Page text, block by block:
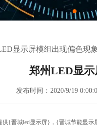
显示屏模组出现偏色现
郑州LED显示
发布时间：2020/9/19
供{晋城led显示屏} ，{晋城节能显